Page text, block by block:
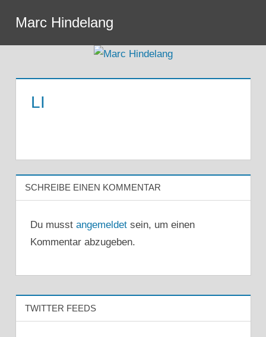
Inhalt
springen
Marc Hindelang
LI
SCHREIBE EINEN KOMMENTAR
Du musst angemeldetsein, um einen
Kommentar abzugeben.
TWITTER FEEDS